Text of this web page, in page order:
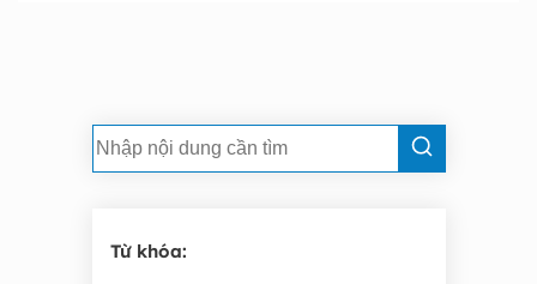
Từ khóa: